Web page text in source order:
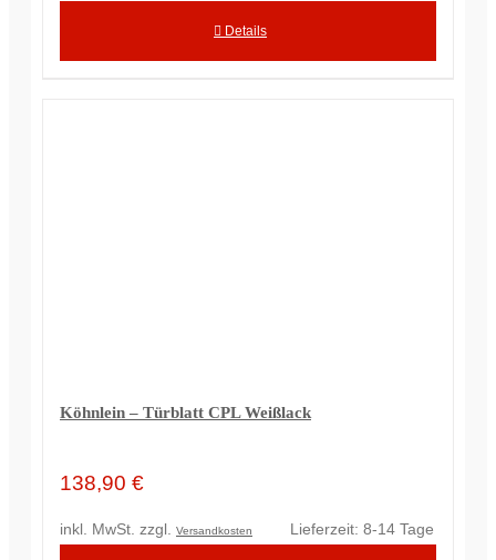
Details
Köhnlein – Türblatt CPL Weißlack
138,90 €
inkl. MwSt. zzgl. Versandkosten Lieferzeit: 8-14 Tage